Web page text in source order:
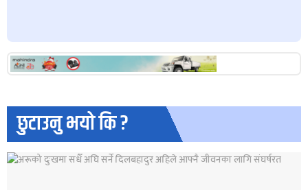
छुटाउनु भयो कि ?